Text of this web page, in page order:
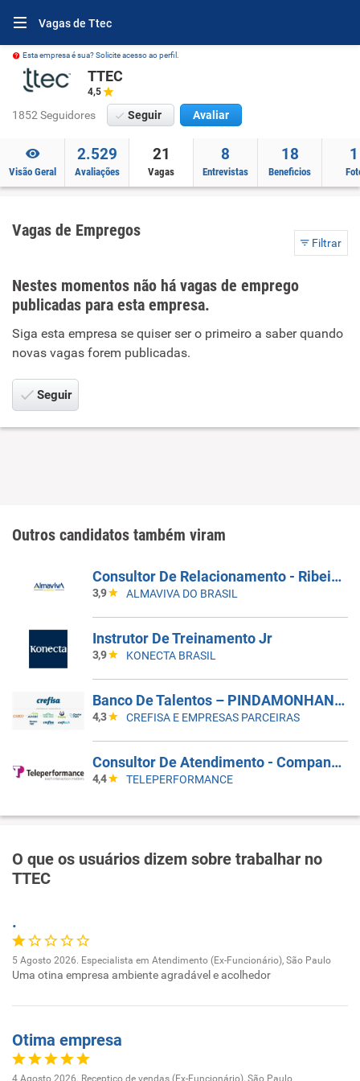
Vagas de Ttec
Esta empresa é sua? Solicite acesso ao perfil.
TTEC
4,5
1852 Seguidores Seguir Avaliar
Visão Geral
2.529
Avaliações
21
Vagas
8
Entrevistas
18
Beneficios
1
Vagas de Empregos
Filtrar
Nestes momentos não há vagas de emprego
publicadas para esta empresa.
Siga esta empresa se quiser ser o primeiro a saber quando
novas vagas forem publicadas.
Seguir
Outros candidatos também viram
Consultor De Relacionamento - Ribeirão Preto
3,9 ALMAVIVA DO BRASIL
Instrutor De Treinamento Jr
3,9 KONECTA BRASIL
Banco De Talentos – PINDAMONHANGABA
4,3 CREFISA E EMPRESAS PARCEIRAS
Consultor De Atendimento - Companhia Aérea | Inglês Intermediário B2 | Parnamirim/RN
4,4 TELEPERFORMANCE
O que os usuários dizem sobre trabalhar no
TTEC
.
5 Agosto 2026. Especialista em Atendimento (Ex-Funcionário), São Paulo
Uma otina empresa ambiente agradável e acolhedor
Otima empresa
4 Agosto 2026. Receptico de vendas (Ex-Funcionário), São Paulo